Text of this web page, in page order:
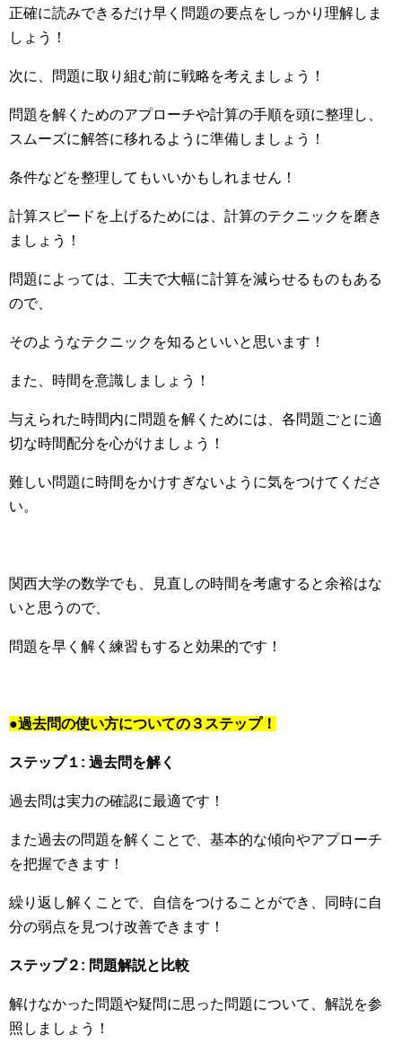
正確に読みできるだけ早く問題の要点をしっかり理解しま
しょう！
次に、問題に取り組む前に戦略を考えましょう！
問題を解くためのアプローチや計算の手順を頭に整理し、
スムーズに解答に移れるように準備しましょう！
条件などを整理してもいいかもしれません！
計算スピードを上げるためには、計算のテクニックを磨き
ましょう！
問題によっては、工夫で大幅に計算を減らせるものもある
ので、
そのようなテクニックを知るといいと思います！
また、時間を意識しましょう！
与えられた時間内に問題を解くためには、各問題ごとに適
切な時間配分を心がけましょう！
難しい問題に時間をかけすぎないように気をつけてくださ
い。
関西大学の数学でも、見直しの時間を考慮すると余裕はな
いと思うので、
問題を早く解く練習もすると効果的です！
●過去問の使い方についての３ステップ！
ステップ１: 過去問を解く
過去問は実力の確認に最適です！
また過去の問題を解くことで、基本的な傾向やアプローチ
を把握できます！
繰り返し解くことで、自信をつけることができ、同時に自
分の弱点を見つけ改善できます！
ステップ２: 問題解説と比較
解けなかった問題や疑問に思った問題について、解説を参
照しましょう！